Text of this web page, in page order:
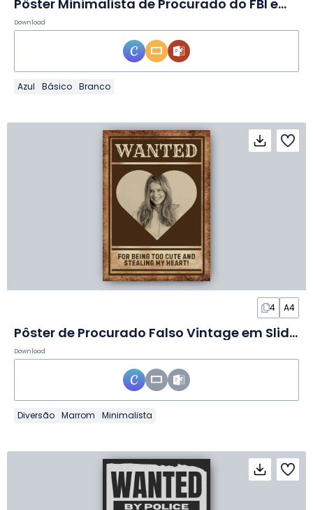
Pôster Minimalista de Procurado do FBI em Slides
Download
Azul Básico Branco
4 A4
Pôster de Procurado Falso Vintage em Slides
Download
Diversão Marrom Minimalista